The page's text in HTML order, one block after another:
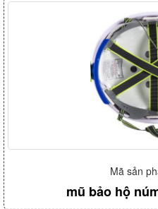
Mã sản
mũ bảo hộ